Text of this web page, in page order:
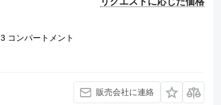
3 コンパートメント
販売会社に連絡